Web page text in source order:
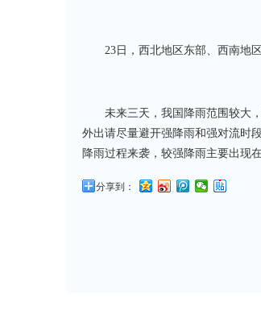
23日，西北地区东部、西南地
未来三天，我国降雨范围较大
外出请尽量避开强降雨和强对流时
降雨过程来袭，较强降雨主要出现
分享到：